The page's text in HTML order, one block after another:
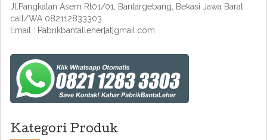
Jl.Pangkalan Asem Rt01/01, Bantargebang, Bekasi Jawa Barat
call/WA 082112833303
Email : Pabrikbantalleher[at]gmail.com
Kategori Produk